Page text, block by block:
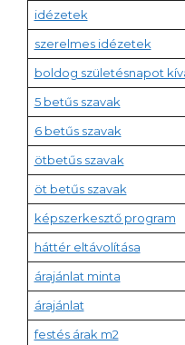
idézetek
szerelmes idézetek
boldog születésnapot
5 betűs szavak
6 betűs szavak
ötbetűs szavak
öt betűs szavak
képszerkesztő program
háttér eltávolítása
árajánlat minta
árajánlat
festés árak m2